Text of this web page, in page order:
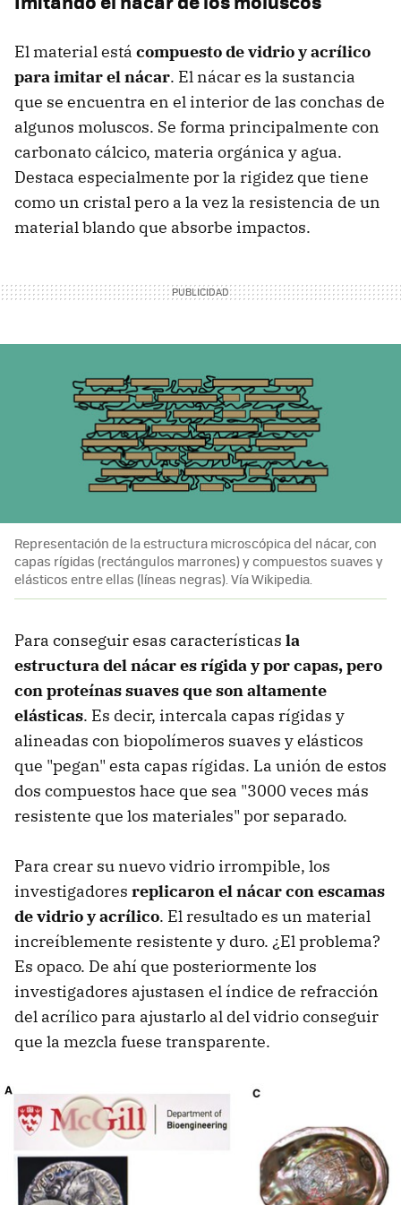
El material está compuesto de vidrio y acrílico
para imitar el nácar. El nácar es la sustancia
que se encuentra en el interior de las conchas de
algunos moluscos. Se forma principalmente con
carbonato cálcico, materia orgánica y agua.
Destaca especialmente por la rigidez que tiene
como un cristal pero a la vez la resistencia de un
material blando que absorbe impactos.
Representación de la estructura microscópica del nácar, con
capas rígidas (rectángulos marrones) y compuestos suaves y
elásticos entre ellas (líneas negras). Vía Wikipedia.
Para conseguir esas características la
estructura del nácar es rígida y por capas, pero
con proteínas suaves que son altamente
elásticas. Es decir, intercala capas rígidas y
alineadas con biopolímeros suaves y elásticos
que "pegan" esta capas rígidas. La unión de estos
dos compuestos hace que sea "3000 veces más
resistente que los materiales" por separado.
Para crear su nuevo vidrio irrompible, los
investigadores replicaron el nácar con escamas
de vidrio y acrílico. El resultado es un material
increíblemente resistente y duro. ¿El problema?
Es opaco. De ahí que posteriormente los
investigadores ajustasen el índice de refracción
del acrílico para ajustarlo al del vidrio conseguir
que la mezcla fuese transparente.